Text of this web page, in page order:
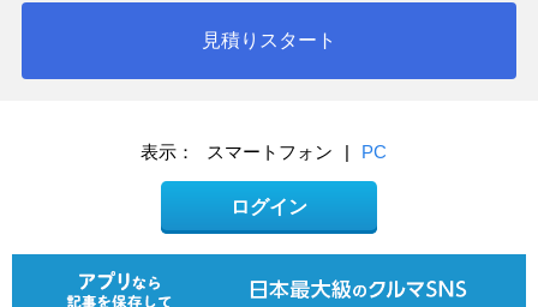
見積りスタート
表示： スマートフォン | PC
ログイン